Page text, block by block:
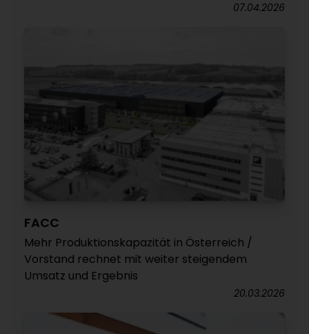
07.04.2026
FACC
Mehr Produktionskapazität in Österreich /
Vorstand rechnet mit weiter steigendem
Umsatz und Ergebnis
20.03.2026